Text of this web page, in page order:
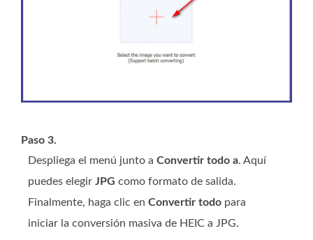
Paso 3.
Despliega el menú junto a Convertir todo a. Aquí
puedes elegir JPG como formato de salida.
Finalmente, haga clic en Convertir todo para
iniciar la conversión masiva de HEIC a JPG.